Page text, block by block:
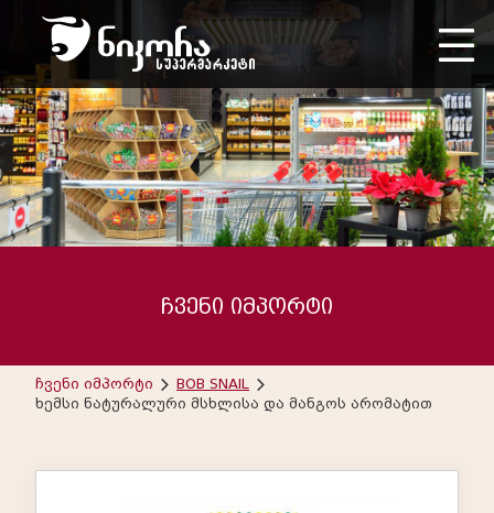
ჩვენი იმპორტი
ჩვენი იმპორტი
BOB SNAIL
ხემსი ნატურალური მსხლისა და მანგოს არომატით